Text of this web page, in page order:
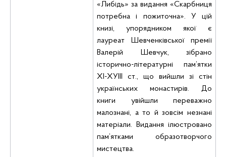
«Либідь» за видання «Скарбниця
потребна і пожиточна». У цій
книзі, упорядником якої є
лауреат Шевченківської премії
Валерій Шевчук, зібрано
історично-літературні пам’ятки
ХІ-ХУІІІ
ст., що вийшли зі стін
українських монастирів. До
книги увійшли переважно
малознані, а то й зовсім незнані
матеріали. Видання ілюстровано
пам’ятками образотворчого
мистецтва.